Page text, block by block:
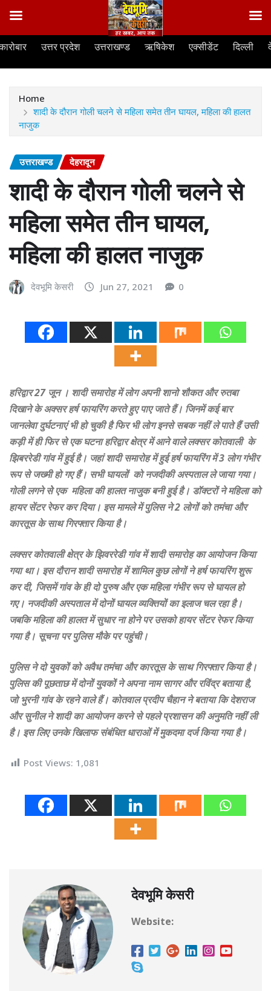
Skip
उत्तर प्रदेश उत्तराखण्ड ऋषिकेश एक्सीडेंट दिल्ली
Home
शादी के दौरान गोली चलने से महिला समेत तीन घायल, महिला की हालत
नाजुक
उत्तराखण्ड देहरादून
शादी के दौरान गोली चलने से
महिला समेत तीन घायल,
महिला की हालत नाजुक
देवभूमि केसरी Jun 27, 2021 0
हरिद्वार 27 जून । शादी समारोह में लोग अपनी शानो शौकत और रुतबा
दिखाने के अक्सर हर्ष फायरिंग करते हुए पाए जाते हैं। जिनमें कई बार
जानलेवा दुर्घटनाएं भी हो चुकी है फिर भी लोग इनसे सबक नहीं ले पाते हैं उसी
कड़ी में ही फिर से एक घटना हरिद्वार क्षेत्र में आने वाले लक्सर कोतवाली के
झिबररेडी गांव में हुई है। जहां शादी समारोह में हुई हर्ष फायरिंग में 3 लोग गंभीर
रूप से जख्मी हो गए हैं। सभी घायलों को नजदीकी अस्पताल ले जाया गया।
गोली लगने सेे एक महिला की हालत नाजुक बनी हुई है। डॉक्टरों ने महिला को
हायर सेंटर रेफर कर दिया। इस मामले में पुलिस ने 2 लोगों को तमंचा और
कारतूस के साथ गिरफ्तार किया है।
लक्सर कोतवाली क्षेत्र के झिवररेडी गांव में शादी समारोह का आयोजन किया
गया था। इस दौरान शादी समारोह में शामिल कुछ लोगों ने हर्ष फायरिंग शुरू
कर दी, जिसमें गांव के ही दो पुरुष और एक महिला गंभीर रूप से घायल हो
गए। नजदीकी अस्पताल में दोनों घायल व्यक्तियों का इलाज चल रहा है।
जबकि महिला की हालत में सुधार ना होने पर उसको हायर सेंटर रेफर किया
गया है। सूचना पर पुलिस मौके पर पहुंची।
पुलिस ने दो युवकों को अवैध तमंचा और कारतूस के साथ गिरफ्तार किया है।
पुलिस की पूछताछ में दोनों युवकों ने अपना नाम सागर और रविंद्र बताया है,
जो भुरनी गांव के रहने वाले हैं। कोतवाल प्रदीप चैहान ने बताया कि देशराज
और सुनील ने शादी का आयोजन करने से पहले प्रशासन की अनुमति नहीं ली
है। इस लिए उनके खिलाफ संबंधित धाराओं में मुकदमा दर्ज किया गया है।
Post Views: 1,081
देवभूमि केसरी
Website: